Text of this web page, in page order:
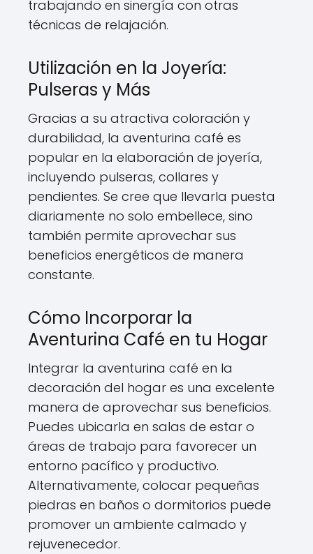
trabajando en sinergía con otras
técnicas de relajación.
Utilización en la Joyería:
Pulseras y Más
Gracias a su atractiva coloración y
durabilidad, la aventurina café es
popular en la elaboración de joyería,
incluyendo pulseras, collares y
pendientes. Se cree que llevarla puesta
diariamente no solo embellece, sino
también permite aprovechar sus
beneficios energéticos de manera
constante.
Cómo Incorporar la
Aventurina Café en tu Hogar
Integrar la aventurina café en la
decoración del hogar es una excelente
manera de aprovechar sus beneficios.
Puedes ubicarla en salas de estar o
áreas de trabajo para favorecer un
entorno pacífico y productivo.
Alternativamente, colocar pequeñas
piedras en baños o dormitorios puede
promover un ambiente calmado y
rejuvenecedor.